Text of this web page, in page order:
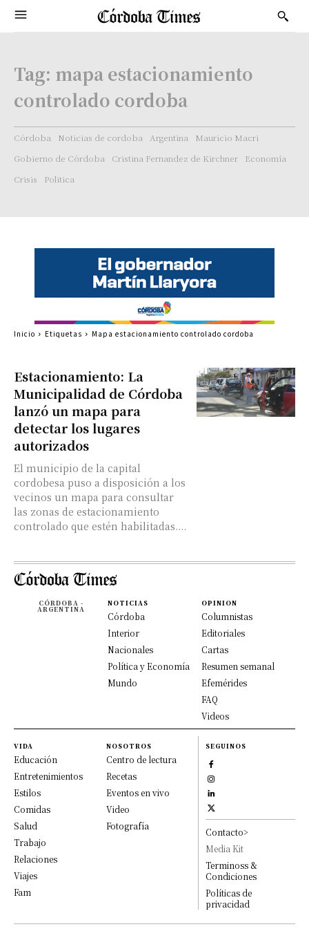
Tag: mapa estacionamiento
controlado cordoba
Córdoba Noticias de cordoba Argentina
Mauricio Macri
Gobierno de Córdoba
Cristina Fernandez de Kirchner
Economía
Crisis
Politica
Estacionamiento: La
Municipalidad de Córdoba
lanzó un mapa para
detectar los lugares
autorizados
El municipio de la capital
cordobesa puso a disposición a los
vecinos un mapa para consultar
las zonas de estacionamiento
controlado que estén habilitadas....
Inicio Etiquetas Mapa estacionamiento controlado cordoba
CÓRDOBA -
ARGENTINA
NOTICIAS
Córdoba
Interior
Nacionales
Política y Economía
Mundo
OPINION
Columnistas
Editoriales
Cartas
Resumen semanal
Efemérides
FAQ
Videos
VIDA
Educación
Entretenimientos
Estilos
Comidas
Salud
Trabajo
Relaciones
Viajes
Fam
NOSOTROS
Centro de lectura
Recetas
Eventos en vivo
Video
Fotografía
SEGUINOS
Contacto>
Media Kit
Terminoss &
Condiciones
Políticas de
privacidad